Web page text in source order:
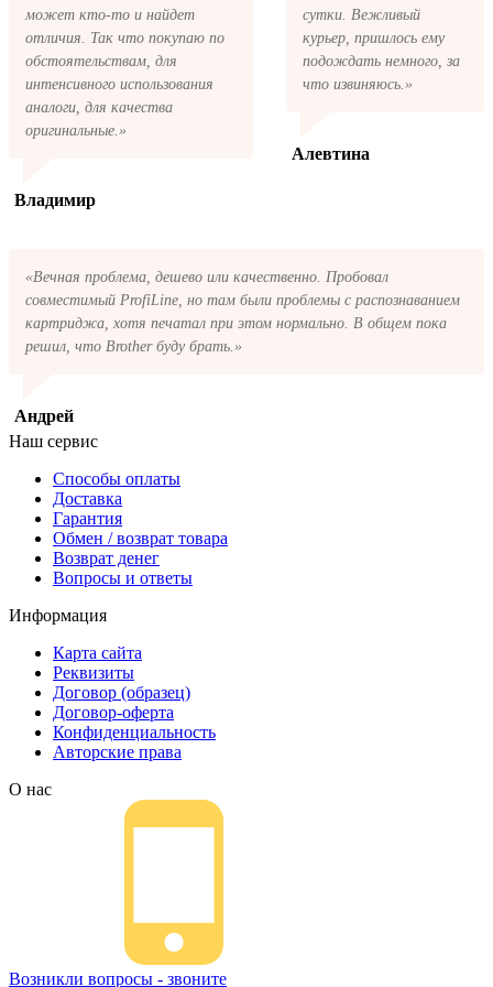
может кто-то и найдет
отличия. Так что покупаю по
обстоятельствам, для
интенсивного использования
аналоги, для качества
оригинальные.»
Владимир
сутки. Вежливый
курьер, пришлось ему
подождать немного, за
что извиняюсь.»
Алевтина
«Вечная проблема, дешево или качественно. Пробовал
совместимый ProfiLine, но там были проблемы с распознаванием
картриджа, хотя печатал при этом нормально. В общем пока
решил, что Brother буду брать.»
Андрей
Наш сервис
Способы оплаты
Доставка
Гарантия
Обмен / возврат товара
Возврат денег
Вопросы и ответы
Информация
Карта сайта
Реквизиты
Договор (образец)
Договор-оферта
Конфиденциальность
Авторские права
О нас
Возникли вопросы - звоните